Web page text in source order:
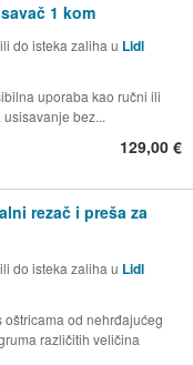
1 kom
do isteka zaliha u Lidl
uporaba kao ručni ili
bez...
129,00 €
rezač i preša za
do isteka zaliha u Lidl
od nehrđajućeg
različitih veličina